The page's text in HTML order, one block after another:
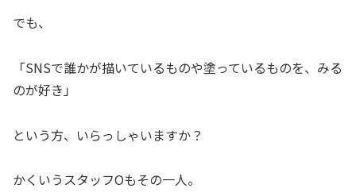
でも、
「SNSで誰かが描いているものや塗っているものを、みる
のが好き」
という方、いらっしゃいますか？
かくいうスタッフOもその一人。